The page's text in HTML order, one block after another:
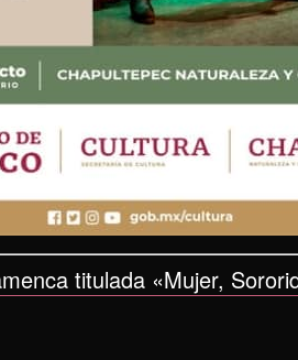
titulada «Mujer,